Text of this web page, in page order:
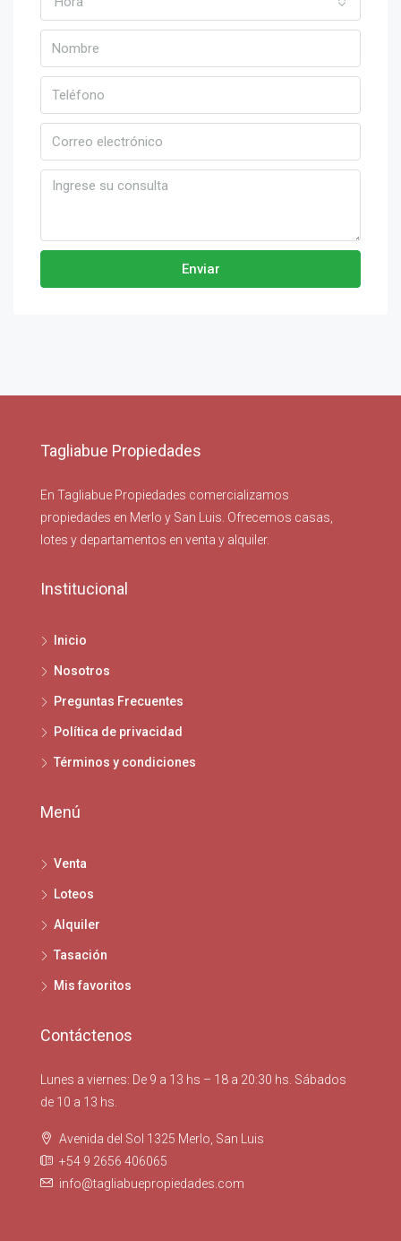
Enviar
Tagliabue Propiedades
En Tagliabue Propiedades comercializamos
propiedades en Merlo y San Luis. Ofrecemos casas,
lotes y departamentos en venta y alquiler.
Institucional
Inicio
Nosotros
Preguntas Frecuentes
Política de privacidad
Términos y condiciones
Menú
Venta
Loteos
Alquiler
Tasación
Mis favoritos
Contáctenos
Lunes a viernes: De 9 a 13 hs – 18 a 20:30 hs. Sábados
de 10 a 13 hs.
Avenida del Sol 1325 Merlo, San Luis
+54 9 2656 406065
info@tagliabuepropiedades.com